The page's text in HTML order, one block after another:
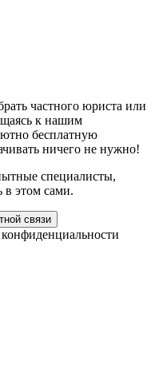
частного юриста или
к нашим
бесплатную
ничего не нужно!
специалисты,
в этом сами.
связи